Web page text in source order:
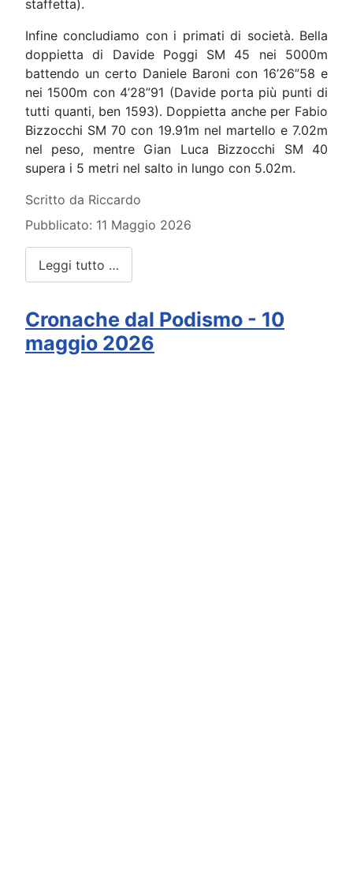
staffetta).
Infine concludiamo con i primati di società. Bella
doppietta di Davide Poggi SM 45 nei 5000m
battendo un certo Daniele Baroni con 16’26”58 e
nei 1500m con 4’28”91 (Davide porta più punti di
tutti quanti, ben 1593). Doppietta anche per Fabio
Bizzocchi SM 70 con 19.91m nel martello e 7.02m
nel peso, mentre Gian Luca Bizzocchi SM 40
supera i 5 metri nel salto in lungo con 5.02m.
Dettagli
Scritto da Riccardo
Pubblicato: 11 Maggio 2026
Leggi tutto …
Cronache dal Podismo - 10
maggio 2026